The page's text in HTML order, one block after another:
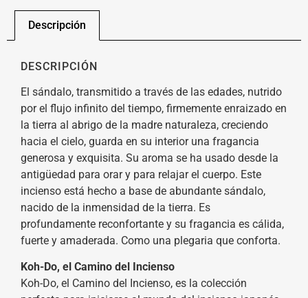
Descripción
DESCRIPCIÓN
El sándalo, transmitido a través de las edades, nutrido
por el flujo infinito del tiempo, firmemente enraizado en
la tierra al abrigo de la madre naturaleza, creciendo
hacia el cielo, guarda en su interior una fragancia
generosa y exquisita. Su aroma se ha usado desde la
antigüedad para orar y para relajar el cuerpo. Este
incienso está hecho a base de abundante sándalo,
nacido de la inmensidad de la tierra. Es
profundamente reconfortante y su fragancia es cálida,
fuerte y amaderada. Como una plegaria que conforta.
Koh-Do, el Camino del Incienso
Koh-Do, el Camino del Incienso, es la colección